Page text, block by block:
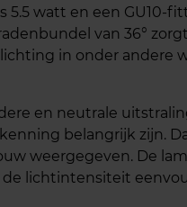
watt en een GU10-
van 36°
in onder andere
en neutrale
belangrijk zijn.
weergegeven. De
de lichtintensiteit